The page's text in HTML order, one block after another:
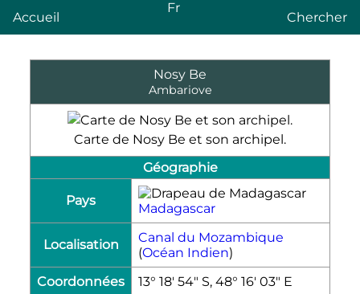
Accueil
Fr
Chercher
Nosy Be
Ambariove
Carte de Nosy Be et son archipel.
Géographie
Pays
Madagascar
Localisation
Canal du Mozambique
(Océan Indien)
Coordonnées
13° 18′ 54″ S, 48° 16′ 03″ E